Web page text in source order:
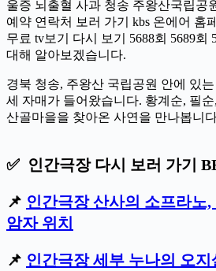
울증 뇌출혈 사과 청송 주왕산국립공
예약 연락처 보러 가기 kbs 온에어 홈
무료 tv보기 다시 보기 5688회 5689회
대해 알아보겠습니다.
경북 청송, 주왕산 국립공원 안에 있
세 자매가 들어왔습니다. 황계순, 필
산골마을을 찾아온 사연을 만나봅니
✅ 인간극장 다시 보러 가기
📌 인간극장 산사의 소프라노
암자 위치
📌 인간극장 세부 누나의 오